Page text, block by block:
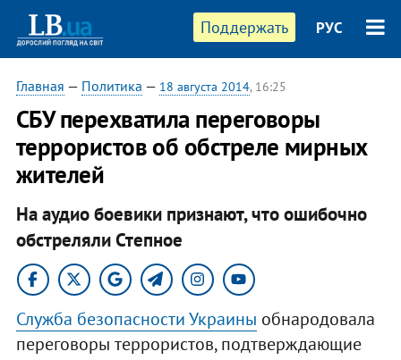
Поддержать РУС
Главная — Политика — 18 августа 2014, 16:25
СБУ перехватила переговоры
террористов об обстреле мирных
жителей
На аудио боевики признают, что ошибочно
обстреляли Степное
Служба безопасности Украины обнародовала
переговоры террористов, подтверждающие